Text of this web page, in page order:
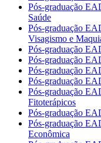
Pós-graduação
Saúde
Pós-graduação
Visagismo e
Pós-graduação
Pós-graduação
Pós-graduação
Pós-graduação
Pós-graduação
Fitoterápicos
Pós-graduação
Pós-graduação
Econômica